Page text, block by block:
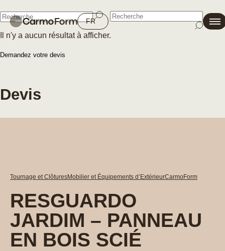
FR
Il n'y a aucun résultat à afficher.
Demandez votre devis
Fermer
Devis
Tournage et ClôturesMobilier et Équipements d’ExtérieurCarmoForm
RESGUARDO
JARDIM – PANNEAU
EN BOIS SCIÉ